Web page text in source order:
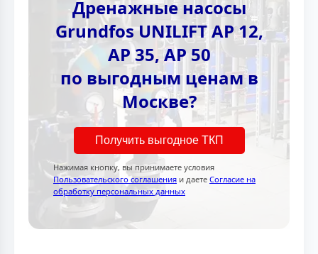
Дренажные насосы
Grundfos UNILIFT AP 12,
AP 35, AP 50
по выгодным ценам в
Москве?
Получить выгодное ТКП
Нажимая кнопку, вы принимаете условия
Пользовательского соглашения и даете Согласие на
обработку персональных данных